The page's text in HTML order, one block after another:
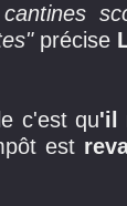
précise
c'est qu'il
est